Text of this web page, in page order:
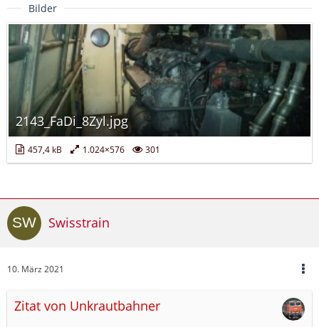
Bilder
2143_FaDi_8Zyl.jpg
457,4 kB 1.024×576 301
Swisstrain
10. März 2021
Zitat von Unkrautbahner